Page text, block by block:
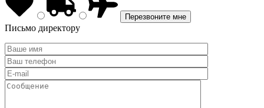
Письмо директору